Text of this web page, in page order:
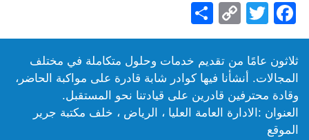
Facebook
Twitter
Copy
Link
ثلاثون عامًا من تقدیم خدمات وحلول متكاملة في مختلف
المجالات. أنشأنا فیھا كوادر شابة قادرة على مواكبة الحاضر،
وقادة محترفین قادرین على قیادتنا نحو المستقبل.
العنوان :الادارة العامة العليا ، الرياض ، خلف مكتبة جرير
الموقع